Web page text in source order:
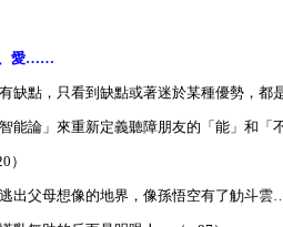
、愛……
點，只看到缺點或著迷於某種優勢，都
能論」來重新定義聽障朋友的「能」和
）
出父母想像的地界，像孫悟空有了觔斗雲